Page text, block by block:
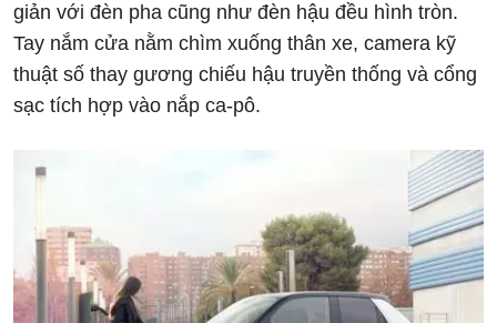
giản với đèn pha cũng như đèn hậu đều hình tròn.
Tay nắm cửa nằm chìm xuống thân xe, camera kỹ
thuật số thay gương chiếu hậu truyền thống và cổng
sạc tích hợp vào nắp ca-pô.